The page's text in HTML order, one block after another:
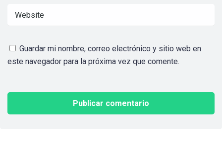
Guardar mi nombre, correo electrónico y sitio web en
este navegador para la próxima vez que comente.